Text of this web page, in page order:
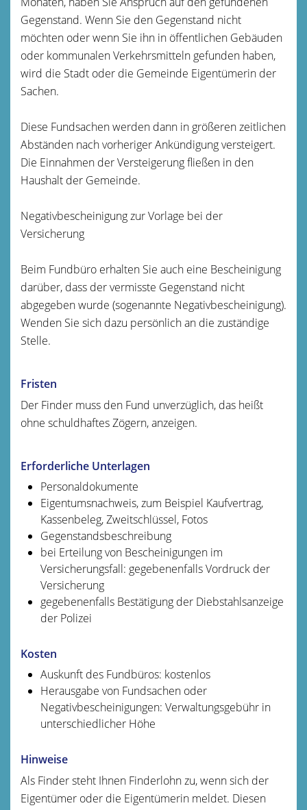
Gegenstand. Wenn Sie den Gegenstand nicht
möchten oder wenn Sie ihn in öffentlichen Gebäuden
oder kommunalen Verkehrsmitteln gefunden haben,
wird die Stadt oder die Gemeinde Eigentümerin der
Sachen.
Diese Fundsachen werden dann in größeren zeitlichen
Abständen nach vorheriger Ankündigung versteigert.
Die Einnahmen der Versteigerung fließen in den
Haushalt der Gemeinde.
Negativbescheinigung zur Vorlage bei der
Versicherung
Beim Fundbüro erhalten Sie auch eine Bescheinigung
darüber, dass der vermisste Gegenstand nicht
abgegeben wurde (sogenannte Negativbescheinigung).
Wenden Sie sich dazu persönlich an die zuständige
Stelle.
Fristen
Der Finder muss den Fund unverzüglich, das heißt
ohne schuldhaftes Zögern, anzeigen.
Erforderliche Unterlagen
Personaldokumente
Eigentumsnachweis, zum Beispiel Kaufvertrag,
Kassenbeleg, Zweitschlüssel, Fotos
Gegenstandsbeschreibung
bei Erteilung von Bescheinigungen im
Versicherungsfall: gegebenenfalls Vordruck der
Versicherung
gegebenenfalls Bestätigung der Diebstahlsanzeige
der Polizei
Kosten
Auskunft des Fundbüros: kostenlos
Herausgabe von Fundsachen oder
Negativbescheinigungen: Verwaltungsgebühr in
unterschiedlicher Höhe
Hinweise
Als Finder steht Ihnen Finderlohn zu, wenn sich der
Eigentümer oder die Eigentümerin meldet. Diesen